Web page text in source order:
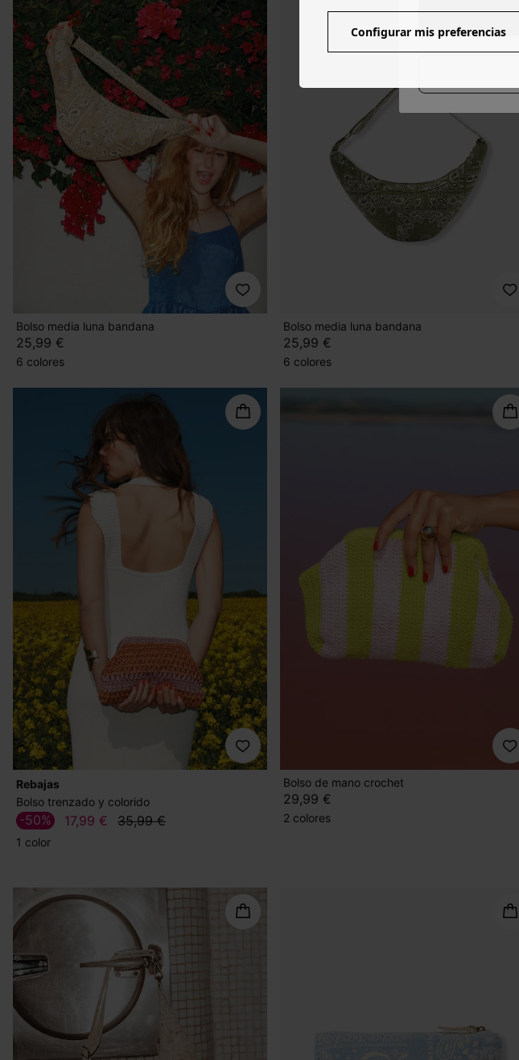
Bolso media luna bandana
25,99 €
6 colores
Bolso media luna bandana
25,99 €
6 colores
Rebajas
Bolso trenzado y colorido
17,99 € 35,99 €
-50%
1 color
Bolso de mano crochet
29,99 €
2 colores
Configurar mis preferencias